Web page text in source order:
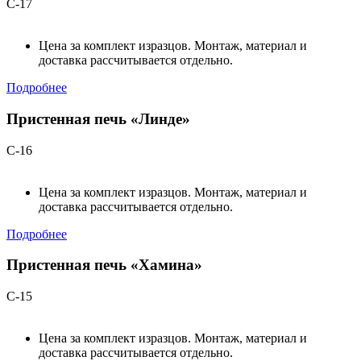
С-17
Цена за комплект изразцов. Монтаж, материал и
доставка рассчитывается отдельно.
Подробнее
Пристенная печь «Линде»
С-16
Цена за комплект изразцов. Монтаж, материал и
доставка рассчитывается отдельно.
Подробнее
Пристенная печь «Хамина»
С-15
Цена за комплект изразцов. Монтаж, материал и
доставка рассчитывается отдельно.